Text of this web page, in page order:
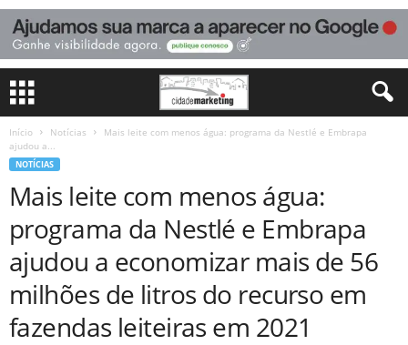
Início Notícias
Mais leite com menos água: programa da Nestlé e Embrapa
ajudou a...
NOTÍCIAS
Mais leite com menos água:
programa da Nestlé e Embrapa
ajudou a economizar mais de 56
milhões de litros do recurso em
fazendas leiteiras em 2021